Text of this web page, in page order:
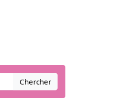
Chercher